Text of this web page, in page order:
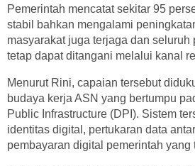
Pemerintah mencatat sekitar 95
stabil bahkan mengalami
masyarakat juga terjaga dan
tetap dapat ditangani melalui kanal
Menurut Rini, capaian tersebut
budaya kerja ASN yang bertumpu
Public Infrastructure (DPI). Sistem
identitas digital, pertukaran data
pembayaran digital pemerintah yang